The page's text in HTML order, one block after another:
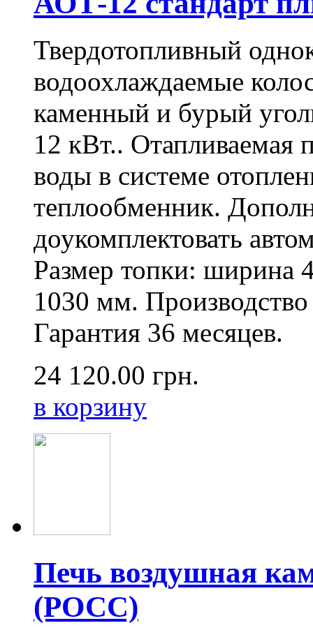
Твердотопливный
водоохлаждаемые
каменный и бурый
12 кВт..
воды в системе
теплообменник.
доукомплектовать
Размер топки: ширина
1030 мм.
Гарантия 36 месяцев.
24 120.00 грн.
в корзину
Печь воздушная
(РОСС)